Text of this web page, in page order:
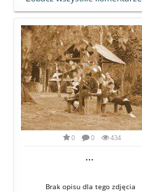
0 0 434
...
Brak opisu dla tego zdjęcia